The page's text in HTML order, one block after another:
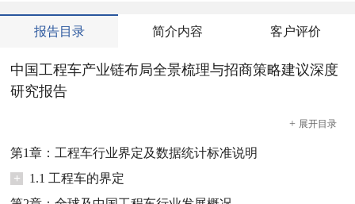
报告目录 简介内容 客户评价
中国工程车产业链布局全景梳理与招商策略建议深度
研究报告
+ 展开目录
第1章：工程车行业界定及数据统计标准说明
+
1.1 工程车的界定